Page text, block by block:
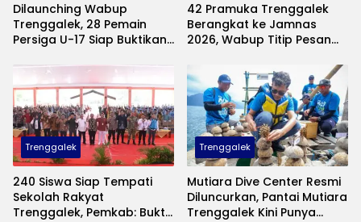
Dilaunching Wabup
Trenggalek, 28 Pemain
Persiga U-17 Siap Buktikan
42 Pramuka Trenggalek
Berangkat ke Jamnas
2026, Wabup Titip Pesan
Trenggalek
240 Siswa Siap Tempati
Sekolah Rakyat
Trenggalek, Pemkab: Bukti
Trenggalek
Mutiara Dive Center Resmi
Diluncurkan, Pantai Mutiara
Trenggalek Kini Punya